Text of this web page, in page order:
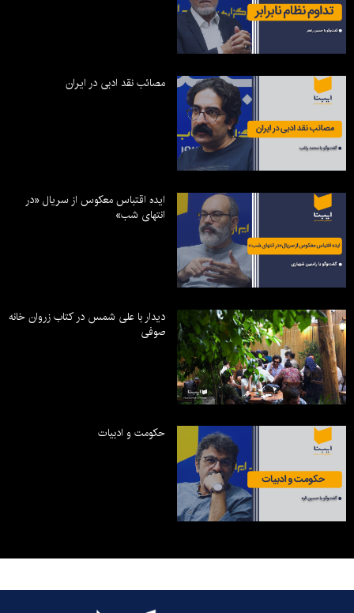
مصائب نقد ادبی در ایران
ایده اقتباس معکوس از سریال «در
انتهای شب»
دیدار با علی شمس در کتاب زروان خانه
صوفی
حکومت و ادبیات